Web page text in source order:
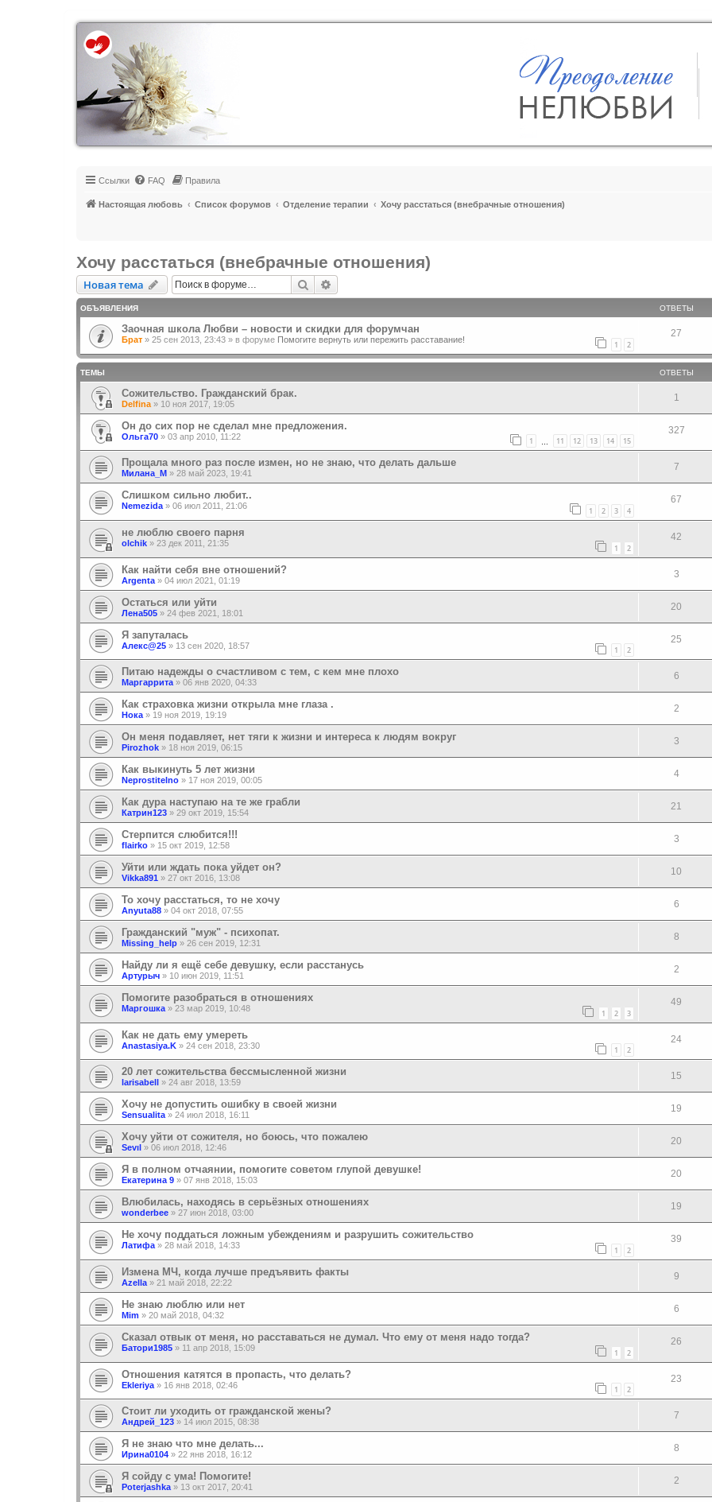
Регистрация
Ссылки FAQ Правила
Настоящая любовь Список форумов Отделение терапии Хочу расстаться (внебрачные отношения)
Хочу расстаться (внебрачные отношения)
Новая тема
Новаятема Поиск
ОБЪЯВЛЕНИЯ ОТВЕТЫ
Заочная школа Любви – новости и скидки для форумчан
Брат » 25 сен 2013, 23:43 » в форуме Помогите вернуть или пережить расставание! 1 2
27
ТЕМЫ ОТВЕТЫ
Сожительство. Гражданский брак.
Delfina » 10 ноя 2017, 19:05
1
Oн до сих пор не сделал мне предложения.
Ольга70 » 03 апр 2010, 11:22 1 11 12 13 14 15
327
Прощала много раз после измен, но не знаю, что делать дальше
Милана_М » 28 май 2023, 19:41
7
Слишком сильно любит..
Nemezida » 06 июл 2011, 21:06 1 2 3 4
67
не люблю своего парня
olchik » 23 дек 2011, 21:35 1 2
42
Как найти себя вне отношений?
Argenta » 04 июл 2021, 01:19
3
Остаться или уйти
Лена505 » 24 фев 2021, 18:01
20
Я запуталась
Алекс@25 » 13 сен 2020, 18:57 1 2
25
Питаю надежды о счастливом с тем, с кем мне плохо
Маргаррита » 06 янв 2020, 04:33
6
Как страховка жизни открыла мне глаза .
Нока » 19 ноя 2019, 19:19
2
Он меня подавляет, нет тяги к жизни и интереса к людям вокруг
Pirozhok » 18 ноя 2019, 06:15
3
Как выкинуть 5 лет жизни
Neprostitelno » 17 ноя 2019, 00:05
4
Как дура наступаю на те же грабли
Катрин123 » 29 окт 2019, 15:54
21
Стерпится слюбится!!!
flairko » 15 окт 2019, 12:58
3
Уйти или ждать пока уйдет он?
Vikka891 » 27 окт 2016, 13:08
10
То хочу расстаться, то не хочу
Anyuta88 » 04 окт 2018, 07:55
6
Гражданский "муж" - психопат.
Missing_help » 26 сен 2019, 12:31
8
Найду ли я ещё себе девушку, если расстанусь
Артурыч » 10 июн 2019, 11:51
2
Помогите разобраться в отношениях
Маргошка » 23 мар 2019, 10:48 1 2 3
49
Как не дать ему умереть
Anastasiya.K » 24 сен 2018, 23:30 1 2
24
20 лет сожительства бессмысленной жизни
larisabell » 24 авг 2018, 13:59
15
Хочу не допустить ошибку в своей жизни
Sensualita» 24 июл 2018, 16:11
19
Хочу уйти от сожителя, но боюсь, что пожалею
Sevıl » 06 июл 2018, 12:46
20
Я в полном отчаянии, помогите советом глупой девушке!
Екатерина 9 » 07 янв 2018, 15:03
20
Влюбилась, находясь в серьёзных отношениях
wonderbee » 27 июн 2018, 03:00
19
Не хочу поддаться ложным убеждениям и разрушить сожительство
Латифа» 28 май 2018, 14:33 1 2
39
Измена МЧ, когда лучше предъявить факты
Azella » 21 май 2018, 22:22
9
Не знаю люблю или нет
Mim » 20 май 2018, 04:32
6
Сказал отвык от меня, но расставаться не думал. Что ему от меня надо тогда?
Батори1985 » 11 апр 2018, 15:09 1 2
26
Отношения катятся в пропасть, что делать?
Ekleriya » 16 янв 2018, 02:46 1 2
23
Стоит ли уходить от гражданской жены?
Андрей_123 » 14 июл 2015, 08:38
7
Я не знаю что мне делать...
Ирина0104 » 22 янв 2018, 16:12
8
Я сойду с ума! Помогите!
Poterjashka» 13 окт 2017, 20:41
2